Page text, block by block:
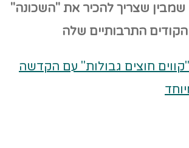
שצריך להכיר את "השכונה"
התרבותיים שלה
חוצים גבולות" עם הקדשה